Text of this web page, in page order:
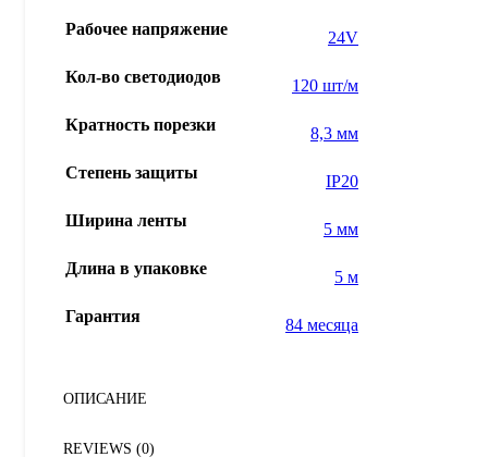
Рабочее напряжение 24V
Кол-во светодиодов 120 шт/м
Кратность порезки 8,3 мм
Степень защиты IP20
Ширина ленты 5 мм
Длина в упаковке 5 м
Гарантия 84 месяца
ОПИСАНИЕ
REVIEWS (0)